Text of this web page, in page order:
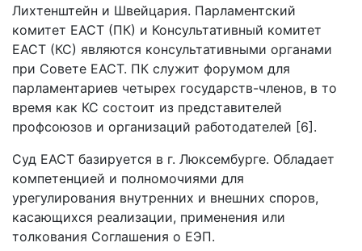
Лихтенштейн и Швейцария. Парламентский
комитет ЕАСТ (ПК) и Консультативный комитет
ЕАСТ (КС) являются консультативными органами
при Совете ЕАСТ. ПК служит форумом для
парламентариев четырех государств-членов, в то
время как КС состоит из представителей
профсоюзов и организаций работодателей [6].
Суд ЕАСТ базируется в г. Люксембурге. Обладает
компетенцией и полномочиями для
урегулирования внутренних и внешних споров,
касающихся реализации, применения или
толкования Соглашения о ЕЭП.